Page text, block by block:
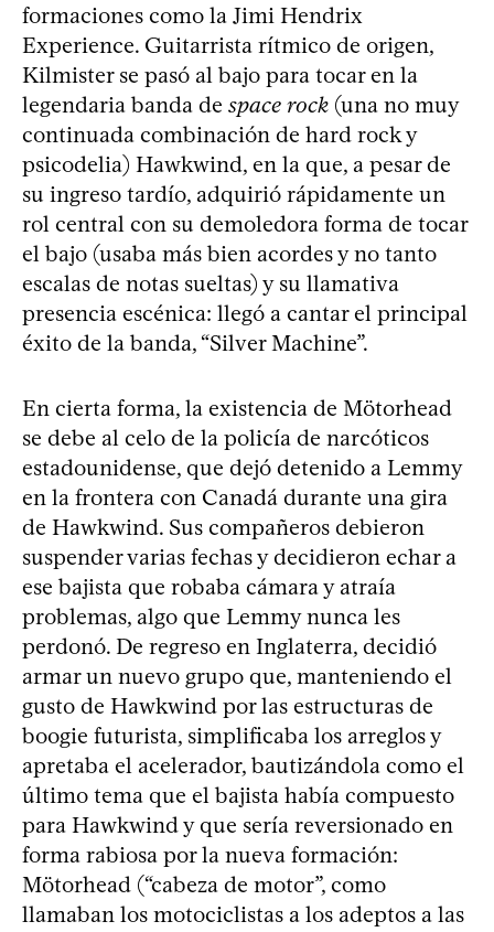
formaciones como la Jimi Hendrix
Experience. Guitarrista rítmico de origen,
Kilmister se pasó al bajo para tocar en la
legendaria banda de space rock (una no muy
continuada combinación de hard rock y
psicodelia) Hawkwind, en la que, a pesar de
su ingreso tardío, adquirió rápidamente un
rol central con su demoledora forma de tocar
el bajo (usaba más bien acordes y no tanto
escalas de notas sueltas) y su llamativa
presencia escénica: llegó a cantar el principal
éxito de la banda, “Silver Machine”.
En cierta forma, la existencia de Mötorhead
se debe al celo de la policía de narcóticos
estadounidense, que dejó detenido a Lemmy
en la frontera con Canadá durante una gira
de Hawkwind. Sus compañeros debieron
suspender varias fechas y decidieron echar a
ese bajista que robaba cámara y atraía
problemas, algo que Lemmy nunca les
perdonó. De regreso en Inglaterra, decidió
armar un nuevo grupo que, manteniendo el
gusto de Hawkwind por las estructuras de
boogie futurista, simplificaba los arreglos y
apretaba el acelerador, bautizándola como el
último tema que el bajista había compuesto
para Hawkwind y que sería reversionado en
forma rabiosa por la nueva formación:
Mötorhead (“cabeza de motor”, como
llamaban los motociclistas a los adeptos a las